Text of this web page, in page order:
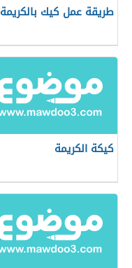
طريقة عمل كيك بالكريمة
كيكة الكريمة